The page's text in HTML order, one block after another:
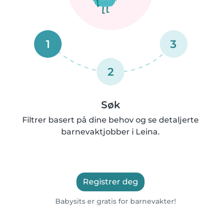
1
2
3
Søk
Filtrer basert på dine behov og se detaljerte
barnevaktjobber i Leina.
Registrer deg
Babysits er gratis for barnevakter!